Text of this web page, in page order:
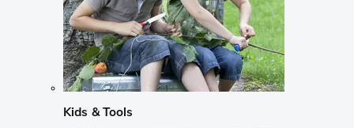
Kids & Tools